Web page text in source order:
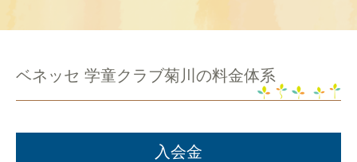
ベネッセ 学童クラブ菊川の料金体系
入会金